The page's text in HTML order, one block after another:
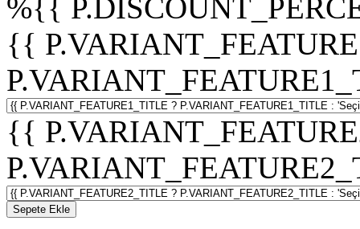
%{{
{{
{{
Sepete Ekle